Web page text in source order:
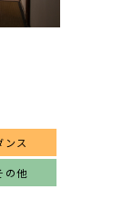
ンス
の他